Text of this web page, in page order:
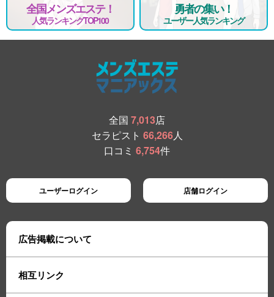
全国メンズエステ！
人気ランキングTOP100
勇者の集い！
ユーザー人気ランキング
全国 7,013店
セラピスト 66,266人
口コミ 6,754件
ユーザーログイン 店舗ログイン
広告掲載について
相互リンク